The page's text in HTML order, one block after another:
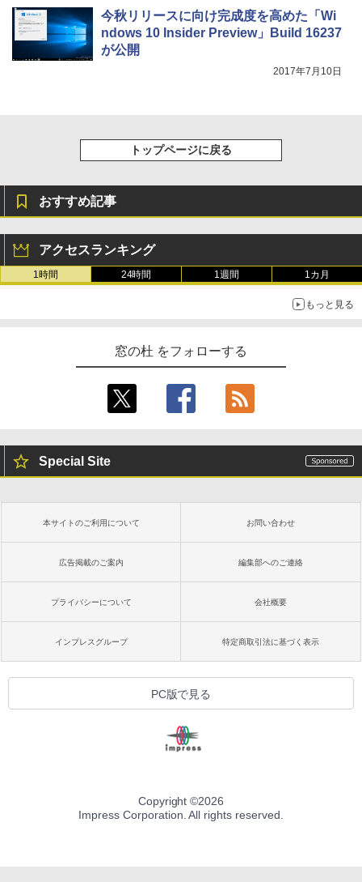
今秋リリースに向け完成度を高めた「Wi
ndows 10 Insider Preview」Build 16237
が公開
2017年7月10日
トップページに戻る
おすすめ記事
アクセスランキング
1時間 24時間 1週間 1カ月
もっと見る
窓の杜 をフォローする
Special Site
本サイトのご利用について お問い合わせ
広告掲載のご案内 編集部へのご連絡
プライバシーについて 会社概要
インプレスグループ 特定商取引法に基づく表示
PC版で見る
Copyright ©2026
Impress Corporation. All rights reserved.